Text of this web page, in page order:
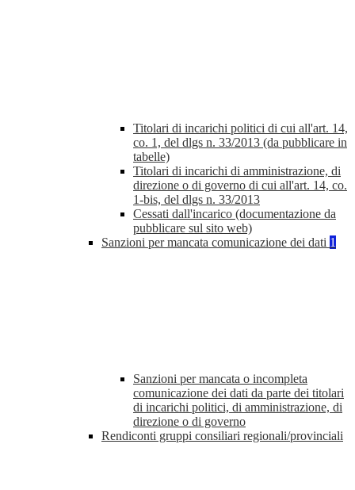
Titolari di incarichi politici di cui all'art. 14,
co. 1, del dlgs n. 33/2013 (da pubblicare in
tabelle)
Titolari di incarichi di amministrazione, di
direzione o di governo di cui all'art. 14, co.
1-bis, del dlgs n. 33/2013
Cessati dall'incarico (documentazione da
pubblicare sul sito web)
Sanzioni per mancata comunicazione dei dati 1
Sanzioni per mancata o incompleta
comunicazione dei dati da parte dei titolari
di incarichi politici, di amministrazione, di
direzione o di governo
Rendiconti gruppi consiliari regionali/provinciali